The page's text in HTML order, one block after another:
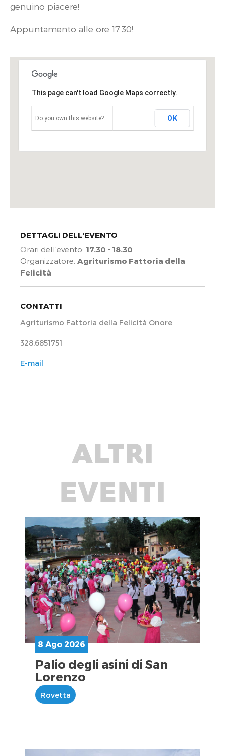
genuino piacere!
Appuntamento alle ore 17.30!
This page can't load Google Maps correctly.
Do you own this website? OK
DETTAGLI DELL'EVENTO
Orari dell'evento: 17.30 - 18.30
Organizzatore: Agriturismo Fattoria della
Felicità
CONTATTI
Agriturismo Fattoria della Felicità Onore
328.6851751
E-mail
ALTRI
EVENTI
8 Ago 2026
Palio degli asini di San
Lorenzo
Rovetta